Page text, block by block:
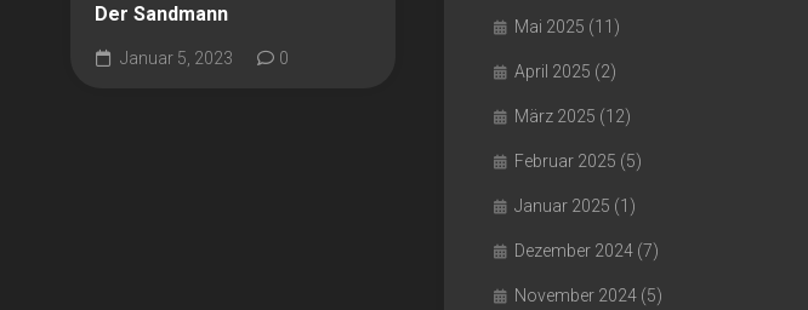
Der Sandmann
Januar 5, 2023 0
Mai 2025 (11)
April 2025 (2)
März 2025 (12)
Februar 2025 (5)
Januar 2025 (1)
Dezember 2024 (7)
November 2024 (5)